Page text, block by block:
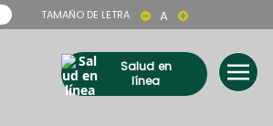
TAMAÑO DE LETRA A
Salud en
línea